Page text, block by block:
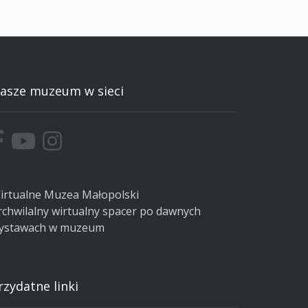
muzeum w sieci
Muzea Małopolski
wirtualny spacer po dawnych
w muzeum
linki